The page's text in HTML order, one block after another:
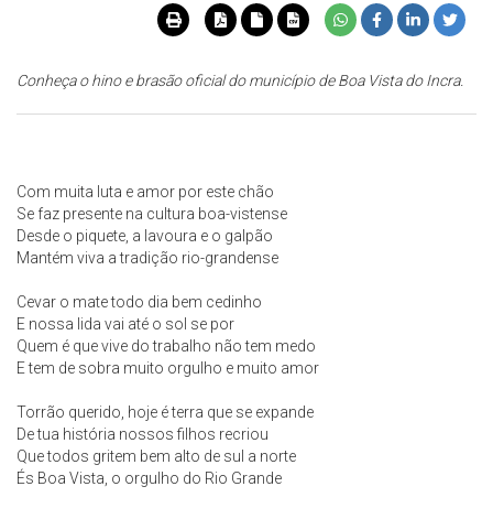
Conheça o hino e brasão oficial do município de Boa Vista do Incra.
Com muita luta e amor por este chão
Se faz presente na cultura boa-vistense
Desde o piquete, a lavoura e o galpão
Mantém viva a tradição rio-grandense
Cevar o mate todo dia bem cedinho
E nossa lida vai até o sol se por
Quem é que vive do trabalho não tem medo
E tem de sobra muito orgulho e muito amor
Torrão querido, hoje é terra que se expande
De tua história nossos filhos recriou
Que todos gritem bem alto de sul a norte
És Boa Vista, o orgulho do Rio Grande